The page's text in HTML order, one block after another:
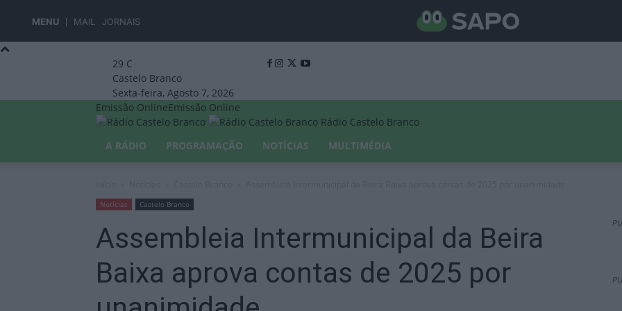
MENU MAIL JORNAIS
29 C
Castelo Branco
Sexta-feira, Agosto 7, 2026
Emissão OnlineEmissão Online
Rádio Castelo Branco
A RÁDIO
PROGRAMAÇÃO NOTÍCIAS MULTIMÉDIA
Notícias Castelo Branco
Assembleia Intermunicipal da Beira
Baixa aprova contas de 2025 por